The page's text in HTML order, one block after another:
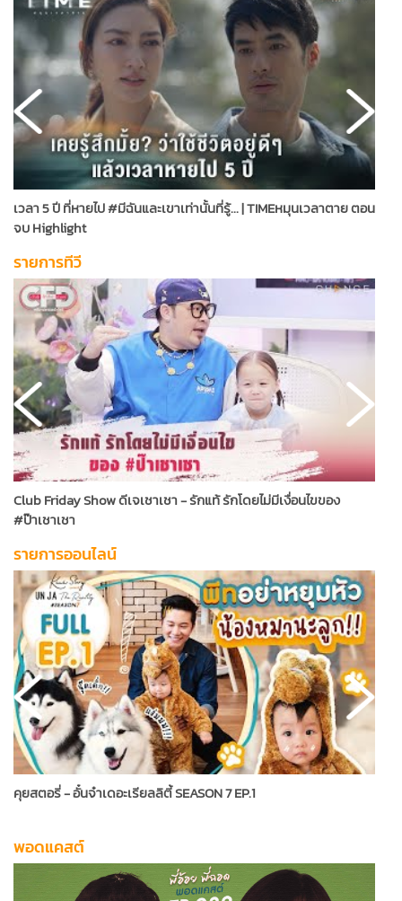
เวลา 5 ปี ที่หายไป #มีฉันและเขาเท่านั้นที่รู้... | TIMEหมุนเวลาตาย ตอน
จบ Highlight
รายการทีวี
Club Friday Show ดีเจเชาเชา - รักแท้ รักโดยไม่มีเงื่อนไขของ
#ป๊าเชาเชา
รายการออนไลน์
คุยสตอรี่ - อั๋นจ๋าเดอะเรียลลิตี้ SEASON 7 EP.1
พอดแคสต์